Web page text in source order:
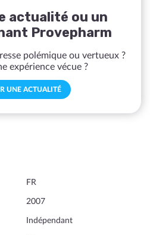
actualité ou un
Provepharm
polémique ou vertueux ?
expérience vécue ?
UNE ACTUALITÉ
FR
2007
Indépendant